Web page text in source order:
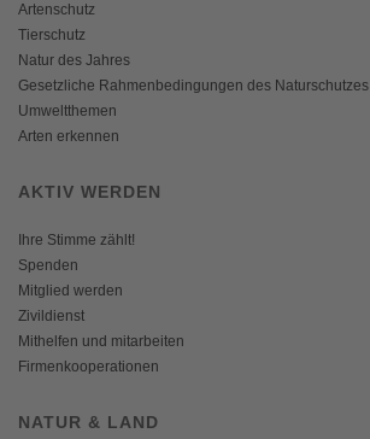
Artenschutz
Tierschutz
Natur des Jahres
Gesetzliche Rahmenbedingungen des Naturschutzes
Umweltthemen
Arten erkennen
AKTIV WERDEN
Ihre Stimme zählt!
Spenden
Mitglied werden
Zivildienst
Mithelfen und mitarbeiten
Firmenkooperationen
NATUR & LAND